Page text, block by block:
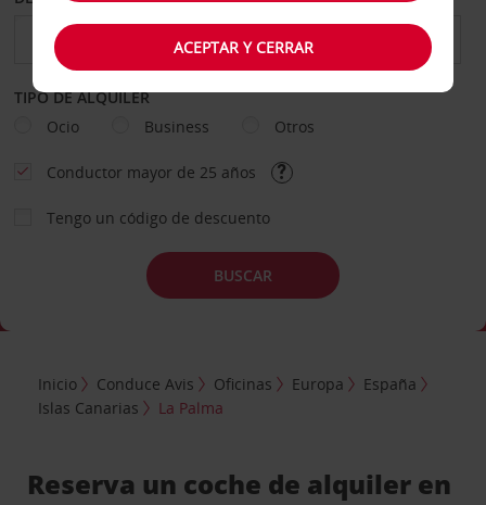
TIPO DE ALQUILER
Ocio
Business Otros
Conductor mayor de 25 años
Tengo un código de descuento
BUSCAR
Inicio Conduce Avis Oficinas Europa
España
Islas Canarias
La Palma
Reserva un coche de alquiler en
ACEPTAR Y CERRAR